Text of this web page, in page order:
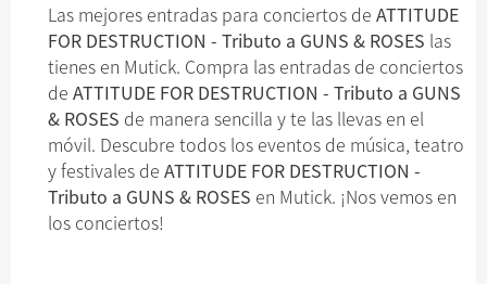
Las mejores entradas para conciertos de ATTITUDE
FOR DESTRUCTION - Tributo a GUNS & ROSES las
tienes en Mutick. Compra las entradas de conciertos
de ATTITUDE FOR DESTRUCTION - Tributo a GUNS
& ROSES de manera sencilla y te las llevas en el
móvil. Descubre todos los eventos de música, teatro
y festivales de ATTITUDE FOR DESTRUCTION -
Tributo a GUNS & ROSES en Mutick. ¡Nos vemos en
los conciertos!